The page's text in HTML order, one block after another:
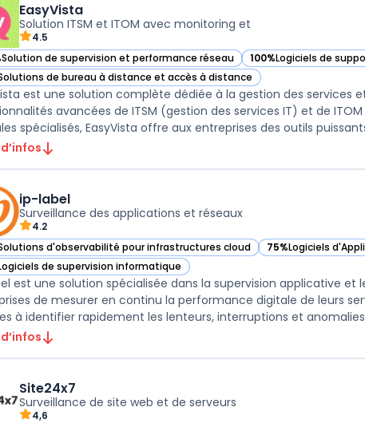
EasyVista
Solution ITSM et ITOM avec monitoring et
4.5
Solution de supervision et performance réseau
EasyVista dans cette catégorie 100%Logiciels de
— voir EasyVista dans
de bureau à distance et accès à distance
EasyVista dans cette catégorie
est une solution complète dédiée à la gestion des services
avancées de ITSM (gestion des services IT) et de
spécialisés, EasyVista offre aux entreprises des outils
ip-label
Surveillance des applications et réseaux
4.2
d'observabilité pour infrastructures cloud
ip-label dans cette catégorie 75%Logiciels
— voir ip-label
de supervision informatique
ip-label dans cette catégorie
est une solution spécialisée dans la supervision applicative
de mesurer en continu la performance digitale de leurs
à identifier rapidement les lenteurs, interruptions et anomalies
Site24x7
Surveillance de site web et de serveurs
4,6